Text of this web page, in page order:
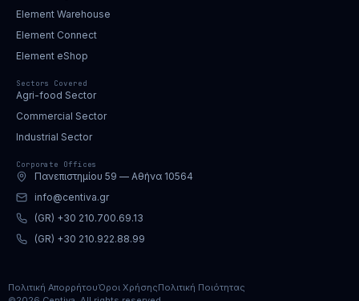
Element Warehouse
Element Connect
Element eShop
Sectors Covered
Agri-food Sector
Commercial Sector
Industrial Sector
Corporate Offices
Πανεπιστημίου 59 — Αθήνα 10564
info@centiva.gr
(GR) +30 210.700.69.13
(GR) +30 210.922.88.99
Πολιτική ΑπορρήτουΌροι ΧρήσηςΠολιτική Ποιότητας